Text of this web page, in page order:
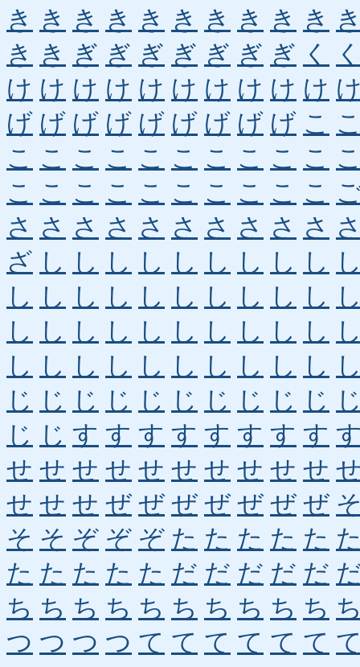
き き き き き き き き き き
き き ぎ ぎ ぎ ぎ ぎ ぎ ぎ く
け け け け け け け け け け
げ げ げ げ げ げ げ げ げ こ
こ こ こ こ こ こ こ こ こ こ
こ こ こ こ こ こ こ こ こ こ
さ さ さ さ さ さ さ さ さ さ
ざ し し し し し し し し し
し し し し し し し し し し
し し し し し し し し し し
し し し し し し し し し し
じ じ じ じ じ じ じ じ じ じ
じ じ す す す す す す す す
せ せ せ せ せ せ せ せ せ せ
せ せ せ ぜ ぜ ぜ ぜ ぜ ぜ ぜ
そ そ ぞ ぞ ぞ た た た た た
た た た た た だ だ だ だ だ
ち ち ち ち ち ち ち ち ち ち
つ つ つ つ て て て て て て